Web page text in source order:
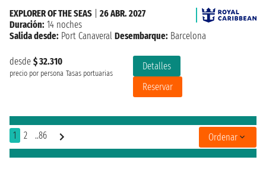
desde $ 32.310
precio por persona Tasas portuarias
Detalles
Reservar
EXPLORER OF THE SEAS
26 ABR. 2027
Duración: 14 noches
Salida desde: Port Canaveral Desembarque: Barcelona
1 2 ..86 Ordenar